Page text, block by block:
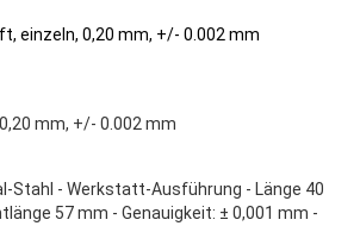
mm, +/- 0.002 mm
Stahl - Werkstatt-Ausführung - Länge 40
57 mm - Genauigkeit: ± 0,001 mm -